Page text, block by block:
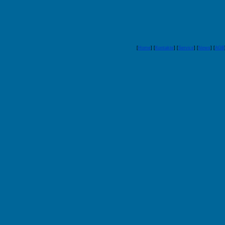
[Home] [Kontakte] [Service] [News] [AGB